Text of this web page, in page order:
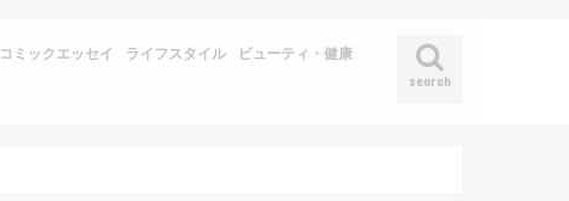
search
コミックエッセイ ライフスタイル ビューティ・健康